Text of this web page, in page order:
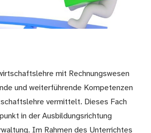
mit Rechnungswesen
und weiterführende Kompetenzen
vermittelt. Dieses Fach
in der Ausbildungsrichtung
Im Rahmen des Unterrichtes